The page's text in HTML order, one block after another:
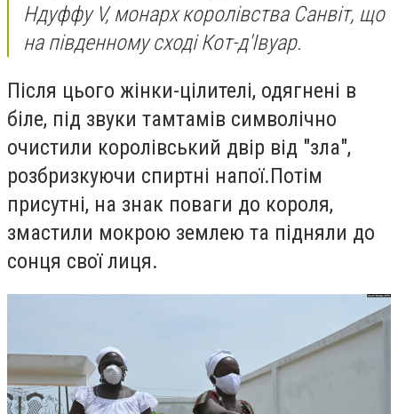
Ндуффу V, монарх королівства Санвіт, що
на південному сходіКот-д'Івуар.
Після цього жінки-цілителі, одягнені в
біле, під звуки тамтамів символічно
очистили королівський двір від "зла",
розбризкуючи спиртні напої.Потім
присутні, на знак поваги до короля,
змастили мокрою землею та підняли до
сонця свої лиця.